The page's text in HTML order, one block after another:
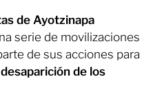
de Ayotzinapa
serie de movilizaciones
de sus acciones para
de los